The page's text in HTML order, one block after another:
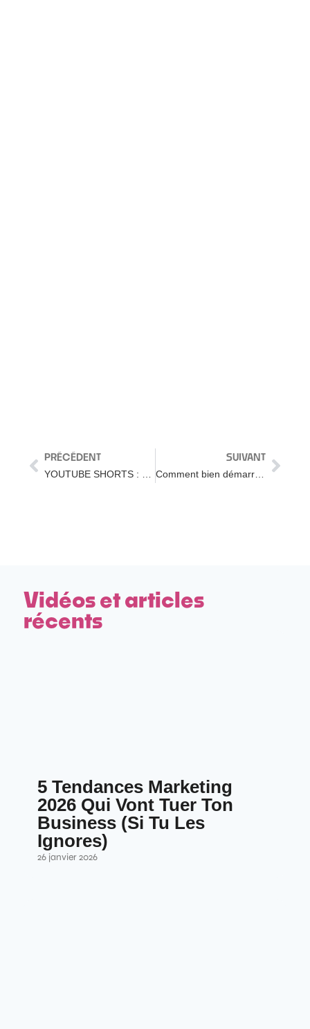
PRÉCÉDENT SUIVANT
Comment bien démarrer sur YouTube (Evitez ces erreurs)
Vidéos et articles
récents
5 Tendances Marketing
2026 Qui Vont Tuer Ton
Business (Si Tu Les
Ignores)
26 janvier 2026